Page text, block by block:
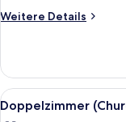
Weitere Details
Weitere
Doppelzimmer,
Balkon,
Bergblick
Alle
Fotos
10
Doppelzimmer